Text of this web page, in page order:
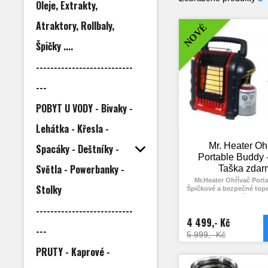
Oleje, Extrakty,
Atraktory, Rollbaly,
Špičky ....
---------------------------
---
POBYT U VODY - Bivaky -
Lehátka - Křesla -
Spacáky - Deštníky -
Světla - Powerbanky -
Stolky
---------------------------
---
PRUTY - Kaprové -
NOVÉ
Mr. Heater
Portable Buddy
Taška
Mr.Heater Ohřívač
Špičkové a bezpečné
Akce - Taška
- ODS SENSOR - sensor
kyslíku - při signalizaci
- TOS SENSOR - sensor
převrácení a nebo
4 499,- Kč
5 999,- Kč